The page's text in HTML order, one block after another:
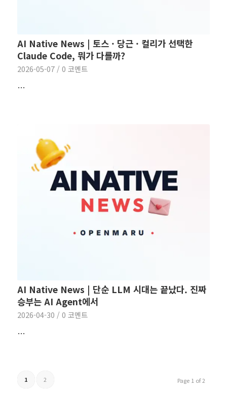
AI Native News | 토스 · 당근 · 컬리가 선택한
Claude Code, 뭐가 다를까?
2026-05-07 / 0 코멘트
…
AI Native News | 단순 LLM 시대는 끝났다. 진짜
승부는 AI Agent에서
2026-04-30 / 0 코멘트
…
Page 1 of 2
1 2